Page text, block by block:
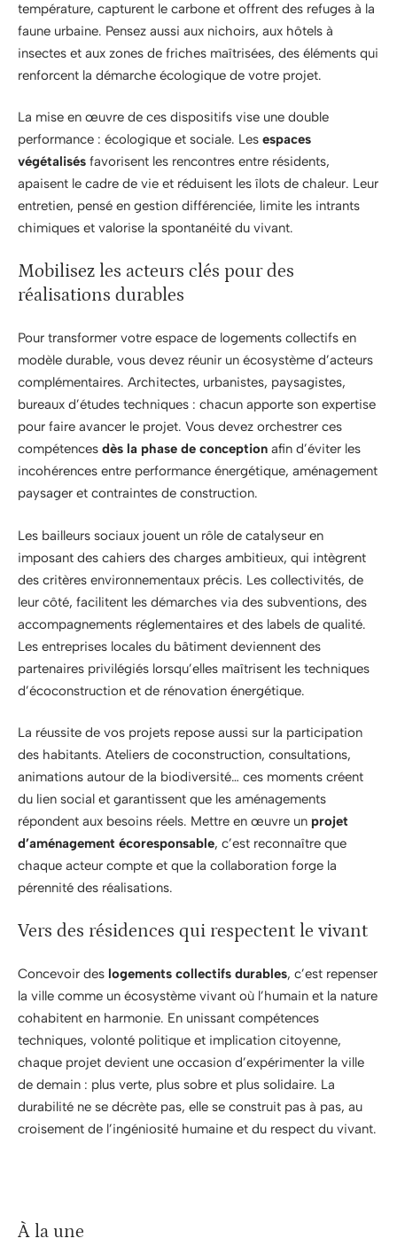
température, capturent le carbone et offrent des refuges à la
faune urbaine. Pensez aussi aux nichoirs, aux hôtels à
insectes et aux zones de friches maîtrisées, des éléments qui
renforcent la démarche écologique de votre projet.
La mise en œuvre de ces dispositifs vise une double
performance : écologique et sociale. Les espaces
végétalisés favorisent les rencontres entre résidents,
apaisent le cadre de vie et réduisent les îlots de chaleur. Leur
entretien, pensé en gestion différenciée, limite les intrants
chimiques et valorise la spontanéité du vivant.
Mobilisez les acteurs clés pour des
réalisations durables
Pour transformer votre espace de logements collectifs en
modèle durable, vous devez réunir un écosystème d’acteurs
complémentaires. Architectes, urbanistes, paysagistes,
bureaux d’études techniques : chacun apporte son expertise
pour faire avancer le projet. Vous devez orchestrer ces
compétences dès la phase de conception afin d’éviter les
incohérences entre performance énergétique, aménagement
paysager et contraintes de construction.
Les bailleurs sociaux jouent un rôle de catalyseur en
imposant des cahiers des charges ambitieux, qui intègrent
des critères environnementaux précis. Les collectivités, de
leur côté, facilitent les démarches via des subventions, des
accompagnements réglementaires et des labels de qualité.
Les entreprises locales du bâtiment deviennent des
partenaires privilégiés lorsqu’elles maîtrisent les techniques
d’écoconstruction et de rénovation énergétique.
La réussite de vos projets repose aussi sur la participation
des habitants. Ateliers de coconstruction, consultations,
animations autour de la biodiversité… ces moments créent
du lien social et garantissent que les aménagements
répondent aux besoins réels. Mettre en œuvre un projet
d’aménagement écoresponsable, c’est reconnaître que
chaque acteur compte et que la collaboration forge la
pérennité des réalisations.
Vers des résidences qui respectent le vivant
Concevoir des logements collectifs durables, c’est repenser
la ville comme un écosystème vivant où l’humain et la nature
cohabitent en harmonie. En unissant compétences
techniques, volonté politique et implication citoyenne,
chaque projet devient une occasion d’expérimenter la ville
de demain : plus verte, plus sobre et plus solidaire. La
durabilité ne se décrète pas, elle se construit pas à pas, au
croisement de l’ingéniosité humaine et du respect du vivant.
À la une